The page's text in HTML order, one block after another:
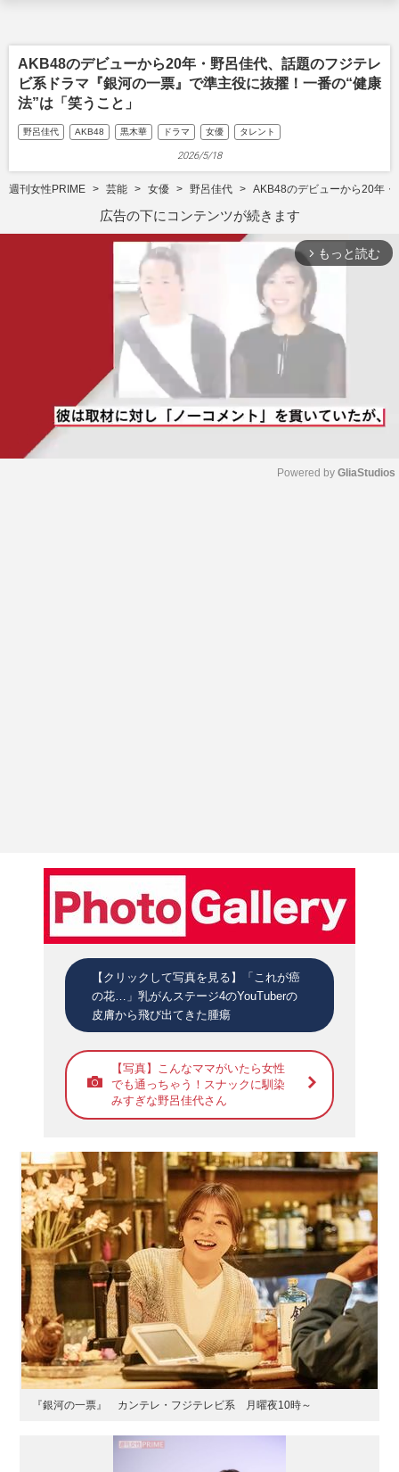
AKB48のデビューから20年・野呂佳代、話題のフジテレ
ビ系ドラマ『銀河の一票』で準主役に抜擢！一番の“健康
法”は「笑うこと」
野呂佳代 AKB48 黒木華 ドラマ 女優 タレント
2026/5/18
週刊女性PRIME 芸能 女優 野呂佳代 AKB48のデビューから20年・
広告の下にコンテンツが続きます
arrow_forward_ios もっと読む
Powered by GliaStudios
【クリックして写真を見る】「これが癌
の花…」乳がんステージ4のYouTuberの
皮膚から飛び出てきた腫瘍
【写真】こんなママがいたら女性
でも通っちゃう！スナックに馴染
みすぎな野呂佳代さん
『銀河の一票』 カンテレ・フジテレビ系 月曜夜10時～